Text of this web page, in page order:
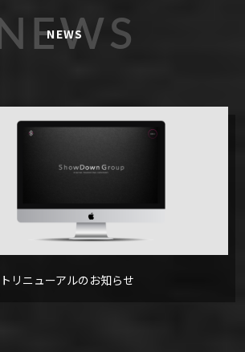
NEWS
リニューアルのお知らせ